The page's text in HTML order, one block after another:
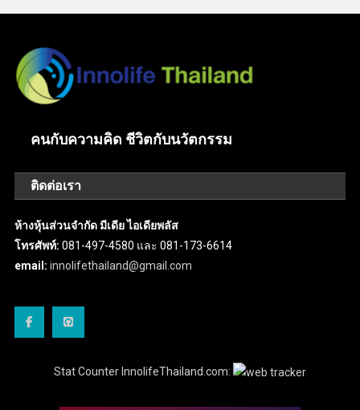
คนกับความคิด ชีวิตกับนวัตกรรม
ติดต่อเรา
ห้างหุ้นส่วนจำกัด มีเดีย ไอเดียพลัส
โทรศัพท์: 081-497-4580 และ 081-173-6614
email: innolifethailand@gmail.com
Stat Counter InnolifeThailand.com: